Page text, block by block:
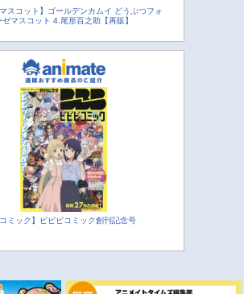
マスコット】ゴールデンカムイ どうぶつフォ
ゼマスコット 4.尾形百之助【再販】
コミック】ビビビコミック創刊記念号